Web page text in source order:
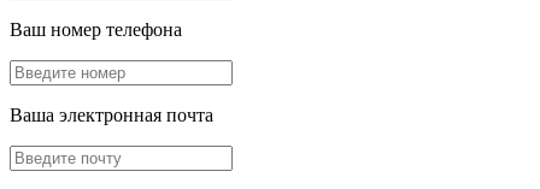
Ваш номер телефона
Ваша электронная почта